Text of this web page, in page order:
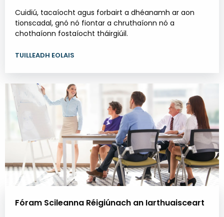
Cuidiú, tacaíocht agus forbairt a dhéanamh ar aon
tionscadal, gnó nó fiontar a chruthaíonn nó a
chothaíonn fostaíocht tháirgiúil.
TUILLEADH EOLAIS
Fóram Scileanna Réigiúnach an Iarthuaisceart